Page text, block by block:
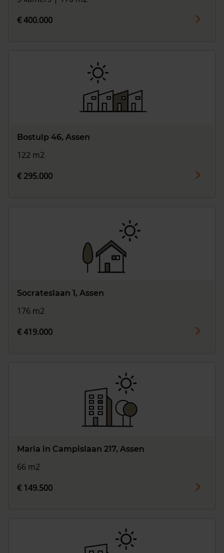
€ 400.000
Bostulp 46, Assen
122 m2
€ 295.000
Socrateslaan 1, Assen
176 m2
€ 419.000
Maria in Campislaan 217, Assen
66 m2
€ 149.500